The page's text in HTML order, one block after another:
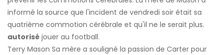
informé la source que l'incident de vendredi soir était sa
quatrième commotion cérébrale et qu'il ne le serait plus.
autorisé jouer au football.
Terry Mason Sa mère a souligné la passion de Carter pour